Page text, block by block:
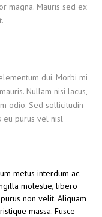
magna. Mauris sed ex
dui. Morbi mi
Nullam nisi lacus,
odio. Sed sollicitudin
eu purus vel nisl
metus interdum ac.
molestie, libero
non velit. Aliquam
massa. Fusce